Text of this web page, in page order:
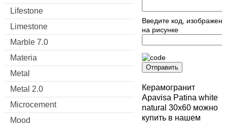
Lifestone
Limestone
Marble 7.0
Materia
Metal
Metal 2.0
Microcement
Mood
Введите код,
на рисунке
Отправить
Керамогранит
Apavisa Patina white
natural 30x60 можно
купить в нашем